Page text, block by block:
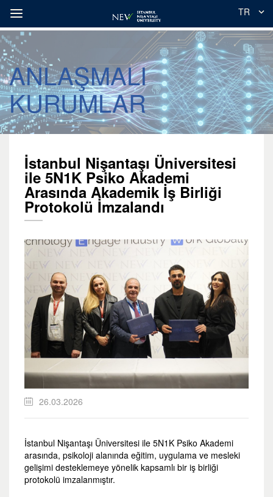
TR
ANLAŞMALI
KURUMLAR
İstanbul Nişantaşı Üniversitesi
ile 5N1K Psiko Akademi
Arasında Akademik İş Birliği
Protokolü İmzalandı
26.03.2026
İstanbul Nişantaşı Üniversitesi ile 5N1K Psiko Akademi
arasında, psikoloji alanında eğitim, uygulama ve mesleki
gelişimi desteklemeye yönelik kapsamlı bir iş birliği
protokolü imzalanmıştır.